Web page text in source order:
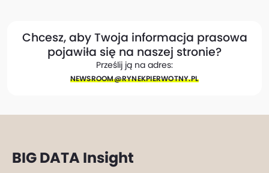
Chcesz, aby Twoja informacja prasowa
pojawiła się na naszej stronie?
Prześlij ją na adres:
NEWSROOM@​RYNEKPIERWOTNY.PL
BIG DATA Insight